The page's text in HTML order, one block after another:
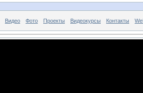
Видео Фото Проекты Видеокурсы Контакты